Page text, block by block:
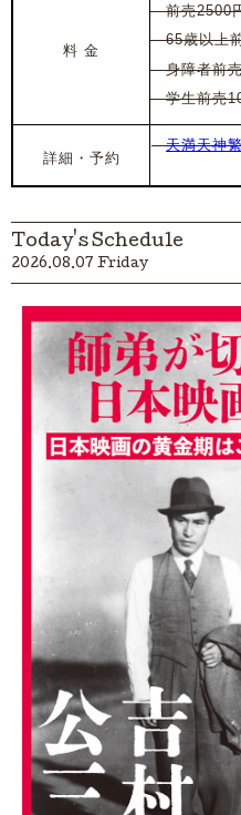
料 金
前売2500
65歳以上前
身障者前売
学生前売
詳細・予約
天満天神
Today's Schedule
2026.08.07 Friday